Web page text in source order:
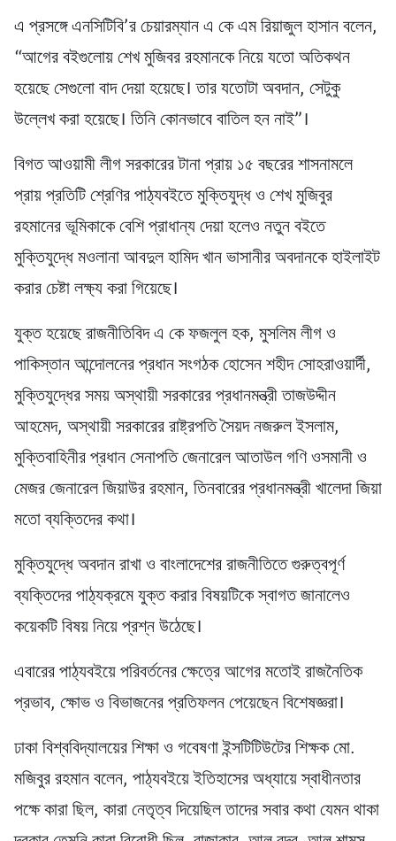
এ প্রসঙ্গে এনসিটিবি’র চেয়ারম্যান এ কে এম রিয়াজুল হাসান বলেন,
“আগের বইগুলোয় শেখ মুজিবর রহমানকে নিয়ে যতো অতিকথন
হয়েছে সেগুলো বাদ দেয়া হয়েছে। তার যতোটা অবদান, সেটুকু
উল্লেখ করা হয়েছে। তিনি কোনভাবে বাতিল হন নাই”।
বিগত আওয়ামী লীগ সরকারের টানা প্রায় ১৫ বছরের শাসনামলে
প্রায় প্রতিটি শ্রেণির পাঠ্যবইতে মুক্তিযুদ্ধ ও শেখ মুজিবুর
রহমানের ভূমিকাকে বেশি প্রাধান্য দেয়া হলেও নতুন বইতে
মুক্তিযুদ্ধে মওলানা আবদুল হামিদ খান ভাসানীর অবদানকে হাইলাইট
করার চেষ্টা লক্ষ্য করা গিয়েছে।
যুক্ত হয়েছে রাজনীতিবিদ এ কে ফজলুল হক, মুসলিম লীগ ও
পাকিস্তান আন্দোলনের প্রধান সংগঠক হোসেন শহীদ সোহরাওয়ার্দী,
মুক্তিযুদ্ধের সময় অস্থায়ী সরকারের প্রধানমন্ত্রী তাজউদ্দীন
আহমেদ, অস্থায়ী সরকারের রাষ্ট্রপতি সৈয়দ নজরুল ইসলাম,
মুক্তিবাহিনীর প্রধান সেনাপতি জেনারেল আতাউল গণি ওসমানী ও
মেজর জেনারেল জিয়াউর রহমান, তিনবারের প্রধানমন্ত্রী খালেদা জিয়া
মতো ব্যক্তিদের কথা।
মুক্তিযুদ্ধে অবদান রাখা ও বাংলাদেশের রাজনীতিতে গুরুত্বপূর্ণ
ব্যক্তিদের পাঠ্যক্রমে যুক্ত করার বিষয়টিকে স্বাগত জানালেও
কয়েকটি বিষয় নিয়ে প্রশ্ন উঠেছে।
এবারের পাঠ্যবইয়ে পরিবর্তনের ক্ষেত্রে আগের মতোই রাজনৈতিক
প্রভাব, ক্ষোভ ও বিভাজনের প্রতিফলন পেয়েছেন বিশেষজ্ঞরা।
ঢাকা বিশ্ববিদ্যালয়ের শিক্ষা ও গবেষণা ইন্সটিটিউটের শিক্ষক মো.
মজিবুর রহমান বলেন, পাঠ্যবইয়ে ইতিহাসের অধ্যায়ে স্বাধীনতার
পক্ষে কারা ছিল, কারা নেতৃত্ব দিয়েছিল তাদের সবার কথা যেমন থাকা